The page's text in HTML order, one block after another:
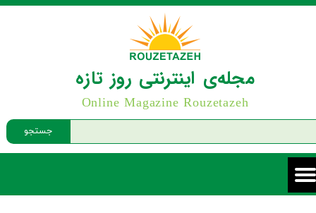
جستجو
مجله‌ی اینترنتی روز تازه
Online Magazine Rouzetazeh